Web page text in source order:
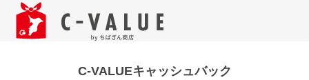
C-VALUEキャッシュバック